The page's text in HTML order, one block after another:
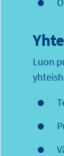
Luon